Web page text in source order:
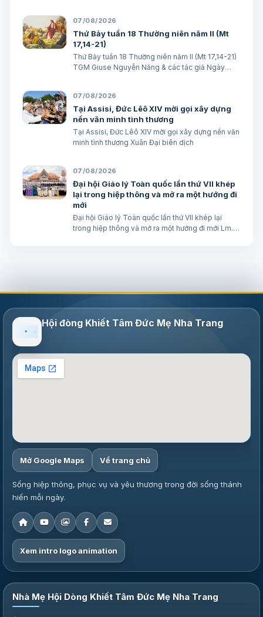
07/08/2026
Thứ Bảy tuần 18 Thường niên năm II (Mt
17,14-21)
Thứ Bảy tuần 18 Thường niên năm II (Mt 17,14-21)
TGM Giuse Nguyễn Năng & các tác giả Ngày
(Mt 17,16) BÀI ĐỌC I (năm II): Kb 1, 12…
07/08/2026
Tại Assisi, Đức Lêô XIV mời gọi xây dựng
nền văn minh tình thương
Tại Assisi, Đức Lêô XIV mời gọi xây dựng nền văn
minh tình thương Xuân Đại biên dịch
07/08/2026
Đại hội Giáo lý Toàn quốc lần thứ VII khép
lại trong hiệp thông và mở ra một hướng đi
mới
Đại hội Giáo lý Toàn quốc lần thứ VII khép lại
trong hiệp thông và mở ra một hướng đi mới Lm.
Hội đòng Khiết Tâm Đức Mẹ Nha Trang
Mở Google Maps Về trang chủ
Sống hiệp thông, phục vụ và yêu thương trong đời sống thánh
hiến mỗi ngày.
Xem intro logo animation
Nhà Mẹ Hội Dòng Khiết Tâm Đức Mẹ Nha Trang